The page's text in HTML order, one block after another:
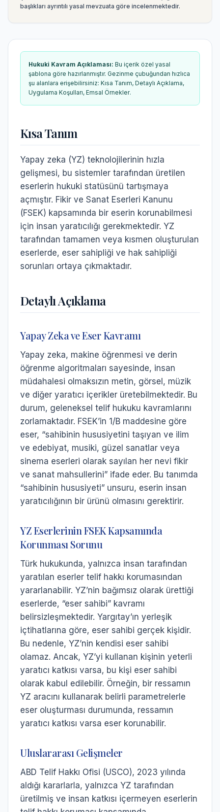
başlıkları ayrıntılı yasal mevzuata göre incelenmektedir.
Hukuki Kavram Açıklaması: Bu içerik özel yasal
şablona göre hazırlanmıştır. Gezinme çubuğundan hızlıca
şu alanlara erişebilirsiniz: Kısa Tanım, Detaylı Açıklama,
Uygulama Koşulları, Emsal Örnekler.
Kısa Tanım
Yapay zeka (YZ) teknolojilerinin hızla
gelişmesi, bu sistemler tarafından üretilen
eserlerin hukuki statüsünü tartışmaya
açmıştır. Fikir ve Sanat Eserleri Kanunu
(FSEK) kapsamında bir eserin korunabilmesi
için insan yaratıcılığı gerekmektedir. YZ
tarafından tamamen veya kısmen oluşturulan
eserlerde, eser sahipliği ve hak sahipliği
sorunları ortaya çıkmaktadır.
Detaylı Açıklama
Yapay Zeka ve Eser Kavramı
Yapay zeka, makine öğrenmesi ve derin
öğrenme algoritmaları sayesinde, insan
müdahalesi olmaksızın metin, görsel, müzik
ve diğer yaratıcı içerikler üretebilmektedir. Bu
durum, geleneksel telif hukuku kavramlarını
zorlamaktadır. FSEK’in 1/B maddesine göre
eser, “sahibinin hususiyetini taşıyan ve ilim
ve edebiyat, musiki, güzel sanatlar veya
sinema eserleri olarak sayılan her nevi fikir
ve sanat mahsullerini” ifade eder. Bu tanımda
“sahibinin hususiyeti” unsuru, eserin insan
yaratıcılığının bir ürünü olmasını gerektirir.
YZ Eserlerinin FSEK Kapsamında
Korunması Sorunu
Türk hukukunda, yalnızca insan tarafından
yaratılan eserler telif hakkı korumasından
yararlanabilir. YZ’nin bağımsız olarak ürettiği
eserlerde, “eser sahibi” kavramı
belirsizleşmektedir. Yargıtay’ın yerleşik
içtihatlarına göre, eser sahibi gerçek kişidir.
Bu nedenle, YZ’nin kendisi eser sahibi
olamaz. Ancak, YZ’yi kullanan kişinin yeterli
yaratıcı katkısı varsa, bu kişi eser sahibi
olarak kabul edilebilir. Örneğin, bir ressamın
YZ aracını kullanarak belirli parametrelerle
eser oluşturması durumunda, ressamın
yaratıcı katkısı varsa eser korunabilir.
Uluslararası Gelişmeler
ABD Telif Hakkı Ofisi (USCO), 2023 yılında
aldığı kararlarla, yalnızca YZ tarafından
üretilmiş ve insan katkısı içermeyen eserlerin